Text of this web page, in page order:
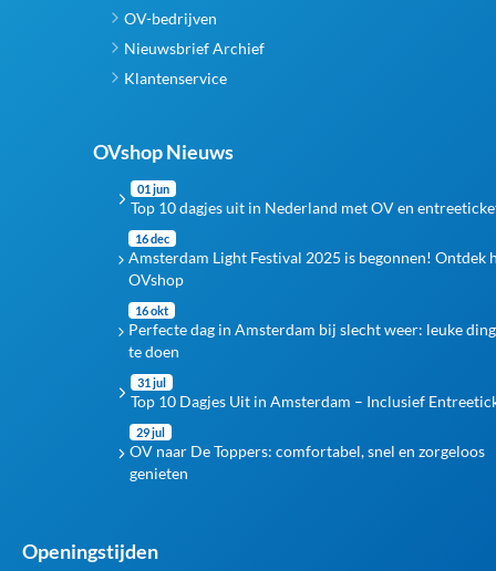
OV-bedrijven
Nieuwsbrief Archief
Klantenservice
OVshop Nieuws
01 jun
Top 10 dagjes uit in Nederland met OV en
16 dec
Amsterdam Light Festival 2025 is begonnen! Ontdek
OVshop
16 okt
Perfecte dag in Amsterdam bij slecht weer: leuke
te doen
31 jul
Top 10 Dagjes Uit in Amsterdam – Inclusief
29 jul
OV naar De Toppers: comfortabel, snel en zorgeloos
genieten
Openingstijden